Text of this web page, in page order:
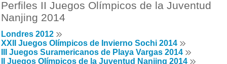
Perfiles II Juegos Olímpicos de la Juventud
Nanjing 2014
Londres 2012
XXII Juegos Olímpicos de Invierno Sochi 2014
III Juegos Suramericanos de Playa Vargas 2014
II Juegos Olímpicos de la Juventud Nanjing 2014